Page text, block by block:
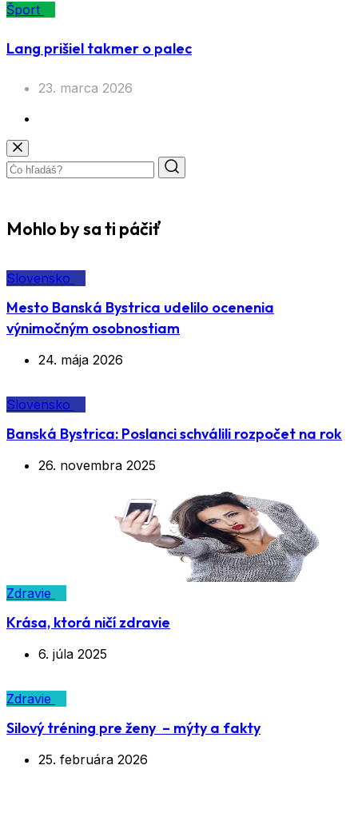
Šport
Lang prišiel takmer o palec
23. marca 2026
Mohlo by sa ti páčiť
Slovensko
Mesto Banská Bystrica udelilo ocenenia
výnimočným osobnostiam
24. mája 2026
Slovensko
Banská Bystrica: Poslanci schválili rozpočet na rok
26. novembra 2025
Zdravie
Krása, ktorá ničí zdravie
6. júla 2025
Zdravie
Silový tréning pre ženy – mýty a fakty
25. februára 2026